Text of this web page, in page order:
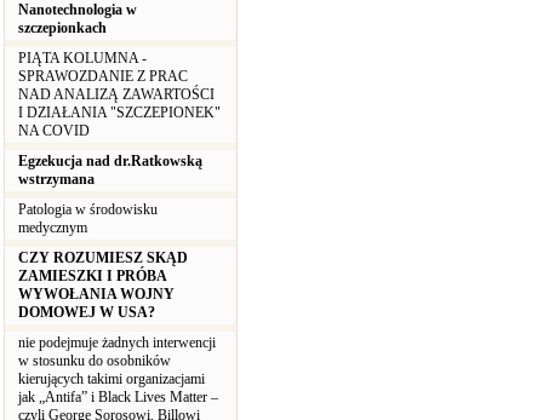
Nanotechnologia w
szczepionkach
PIĄTA KOLUMNA -
SPRAWOZDANIE Z PRAC
NAD ANALIZĄ ZAWARTOŚCI
I DZIAŁANIA "SZCZEPIONEK"
NA COVID
Egzekucja nad dr.Ratkowską
wstrzymana
Patologia w środowisku
medycznym
CZY ROZUMIESZ SKĄD
ZAMIESZKI I PRÓBA
WYWOŁANIA WOJNY
DOMOWEJ W USA?
nie podejmuje żadnych interwencji
w stosunku do osobników
kierujących takimi organizacjami
jak „Antifa” i Black Lives Matter –
czyli George Sorosowi, Billowi